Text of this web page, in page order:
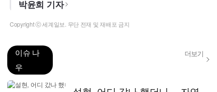
박윤희 기자
Copyright ⓒ 세계일보. 무단 전재 및 재배포 금지
이슈 나
우
더보기